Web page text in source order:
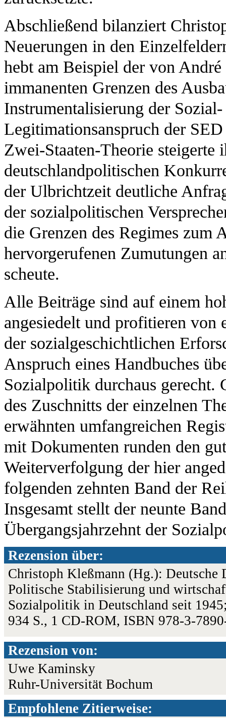
Abschließend bilanziert
Neuerungen in den
hebt am Beispiel der von
immanenten Grenzen des
Instrumentalisierung der
Legitimationsanspruch der
Zwei-Staaten-Theorie steigerte
deutschlandpolitischen
der Ulbrichtzeit deutliche
der sozialpolitischen
die Grenzen des Regimes zum
hervorgerufenen Zumutungen
scheute.
Alle Beiträge sind auf einem
angesiedelt und profitieren von
der sozialgeschichtlichen
Anspruch eines Handbuches
Sozialpolitik durchaus gerecht.
des Zuschnitts der einzelnen
erwähnten umfangreichen
mit Dokumenten runden den
Weiterverfolgung der hier
folgenden zehnten Band der
Insgesamt stellt der neunte
Übergangsjahrzehnt der
Rezension über:
Christoph Kleßmann (Hg.): Deutsche
Politische Stabilisierung und
Sozialpolitik in Deutschland seit
934 S., 1 CD-ROM, ISBN 978-3-
Rezension von:
Uwe Kaminsky
Ruhr-Universität Bochum
Empfohlene Zitierweise: